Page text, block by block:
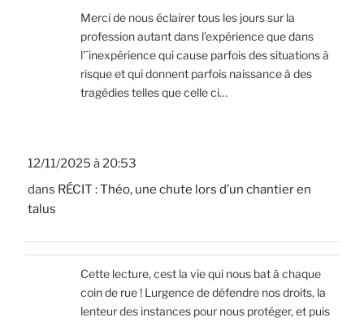
12/11/2025 à 20:53
dans RÉCIT : Théo, une chute lors d’un chantier en
talus
Merci de nous éclairer tous les jours sur la
profession autant dans l’expérience que dans
l’´inexpérience qui cause parfois des situations à
risque et qui donnent parfois naissance à des
tragédies telles que celle ci…
Cette lecture, cest la vie qui nous bat à chaque
coin de rue ! Lurgence de défendre nos droits, la
lenteur des instances pour nous protéger, et puis